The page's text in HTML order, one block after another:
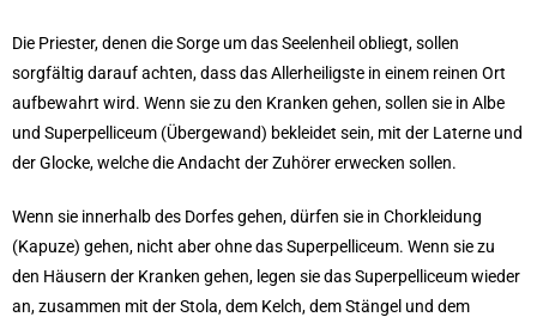
Die Priester, denen die Sorge um das Seelenheil obliegt, sollen
sorgfältig darauf achten, dass das Allerheiligste in einem reinen Ort
aufbewahrt wird. Wenn sie zu den Kranken gehen, sollen sie in Albe
und Superpelliceum (Übergewand) bekleidet sein, mit der Laterne und
der Glocke, welche die Andacht der Zuhörer erwecken sollen.
Wenn sie innerhalb des Dorfes gehen, dürfen sie in Chorkleidung
(Kapuze) gehen, nicht aber ohne das Superpelliceum. Wenn sie zu
den Häusern der Kranken gehen, legen sie das Superpelliceum wieder
an, zusammen mit der Stola, dem Kelch, dem Stängel und dem